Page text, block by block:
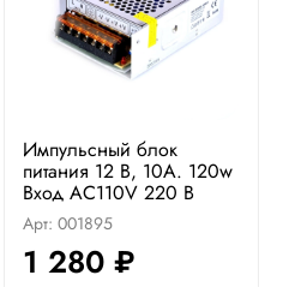
Импульсный блок
питания 12 В, 10А. 120w
Вход AC110V 220 В
Арт: 001895
1 280 ₽